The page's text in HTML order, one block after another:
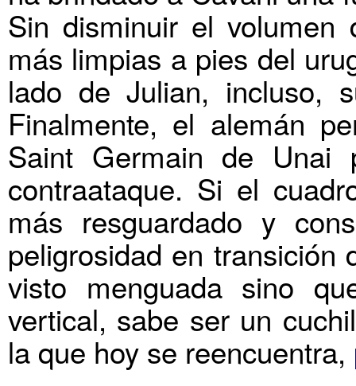
Sin disminuir el volumen
más limpias a pies del
lado de Julian, incluso,
Finalmente, el alemán
Saint Germain de Unai
contraataque. Si el
más resguardado y
peligrosidad en transición
visto menguada sino
vertical, sabe ser un
la que hoy se reencuentra,